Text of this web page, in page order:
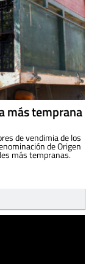
más temprana
de vendimia de los
de Origen
más tempranas.